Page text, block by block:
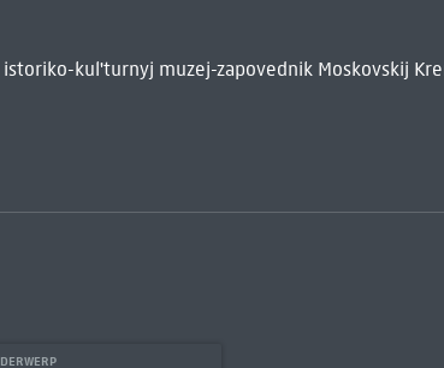
istoriko-kul'turnyj muzej-zapovednik Moskovskij